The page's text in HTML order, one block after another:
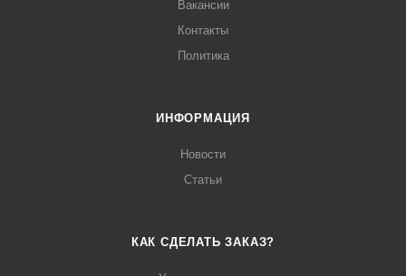
Вакансии
Контакты
Политика
ИНФОРМАЦИЯ
Новости
Статьи
КАК СДЕЛАТЬ ЗАКАЗ?